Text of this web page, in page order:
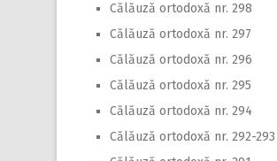
Călăuză ortodoxă nr. 298
Călăuză ortodoxă nr. 297
Călăuză ortodoxă nr. 296
Călăuză ortodoxă nr. 295
Călăuză ortodoxă nr. 294
Călăuză ortodoxă nr. 292-293